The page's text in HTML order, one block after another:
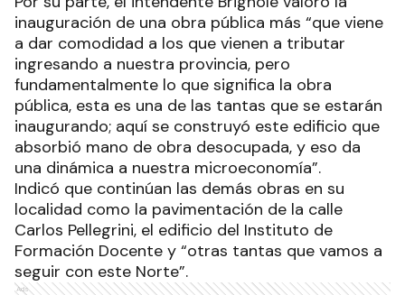
inauguración de una obra pública más “que viene
a dar comodidad a los que vienen a tributar
ingresando a nuestra provincia, pero
fundamentalmente lo que significa la obra
pública, esta es una de las tantas que se estarán
inaugurando; aquí se construyó este edificio que
absorbió mano de obra desocupada, y eso da
una dinámica a nuestra microeconomía”.
Indicó que continúan las demás obras en su
localidad como la pavimentación de la calle
Carlos Pellegrini, el edificio del Instituto de
Formación Docente y “otras tantas que vamos a
seguir con este Norte”.
Ads